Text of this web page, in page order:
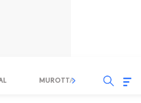
MUROTTAL TAUSYIAH